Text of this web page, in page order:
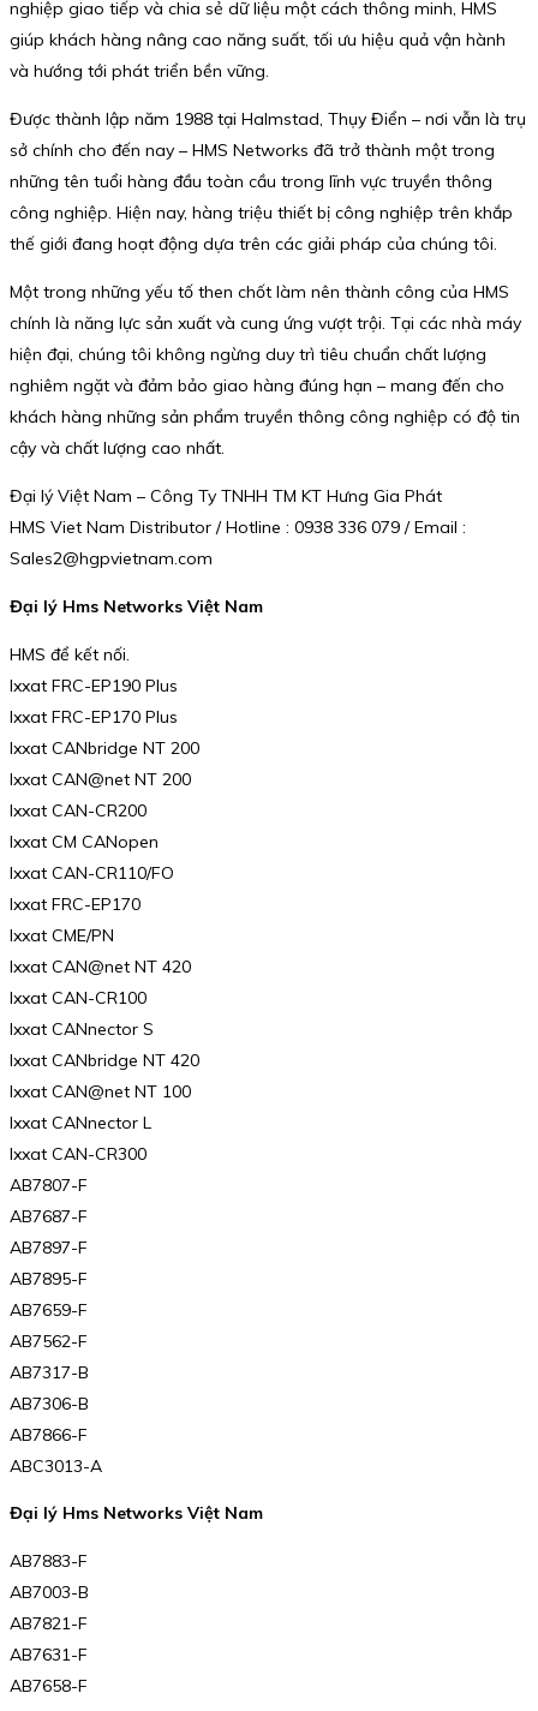
nghiệp giao tiếp và chia sẻ dữ liệu một cách thông minh, HMS
giúp khách hàng nâng cao năng suất, tối ưu hiệu quả vận hành
và hướng tới phát triển bền vững.
Được thành lập năm 1988 tại Halmstad, Thụy Điển – nơi vẫn là trụ
sở chính cho đến nay – HMS Networks đã trở thành một trong
những tên tuổi hàng đầu toàn cầu trong lĩnh vực truyền thông
công nghiệp. Hiện nay, hàng triệu thiết bị công nghiệp trên khắp
thế giới đang hoạt động dựa trên các giải pháp của chúng tôi.
Một trong những yếu tố then chốt làm nên thành công của HMS
chính là năng lực sản xuất và cung ứng vượt trội. Tại các nhà máy
hiện đại, chúng tôi không ngừng duy trì tiêu chuẩn chất lượng
nghiêm ngặt và đảm bảo giao hàng đúng hạn – mang đến cho
khách hàng những sản phẩm truyền thông công nghiệp có độ tin
cậy và chất lượng cao nhất.
Đại lý Việt Nam – Công Ty TNHH TM KT Hưng Gia Phát
HMS Viet Nam Distributor / Hotline : 0938 336 079 / Email :
Sales2@hgpvietnam.com
Đại lý Hms Networks Việt Nam
HMS để kết nối.
Ixxat FRC-EP190 Plus
Ixxat FRC-EP170 Plus
Ixxat CANbridge NT 200
Ixxat CAN@net NT 200
Ixxat CAN-CR200
Ixxat CM CANopen
Ixxat CAN-CR110/FO
Ixxat FRC-EP170
Ixxat CME/PN
Ixxat CAN@net NT 420
Ixxat CAN-CR100
Ixxat CANnector S
Ixxat CANbridge NT 420
Ixxat CAN@net NT 100
Ixxat CANnector L
Ixxat CAN-CR300
AB7807-F
AB7687-F
AB7897-F
AB7895-F
AB7659-F
AB7562-F
AB7317-B
AB7306-B
AB7866-F
ABC3013-A
Đại lý Hms Networks Việt Nam
AB7883-F
AB7003-B
AB7821-F
AB7631-F
AB7658-F